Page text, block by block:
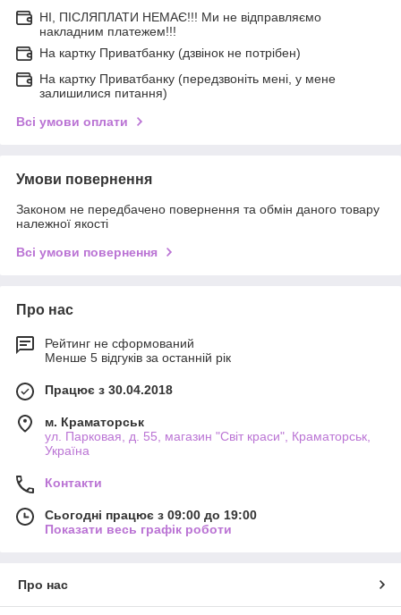
НІ, ПІСЛЯПЛАТИ НЕМАЄ!!! Ми не відправляємо
накладним платежем!!!
На картку Приватбанку (дзвінок не потрібен)
На картку Приватбанку (передзвоніть мені, у мене
залишилися питання)
Всі умови оплати
Умови повернення
Законом не передбачено повернення та обмін даного товару
належної якості
Всі умови повернення
Про нас
Рейтинг не сформований
Менше 5 відгуків за останній рік
Працює з 30.04.2018
м. Краматорськ
ул. Парковая, д. 55, магазин "Світ краси", Краматорськ,
Україна
Контакти
Сьогодні працює з 09:00 до 19:00
Показати весь графік роботи
Про нас